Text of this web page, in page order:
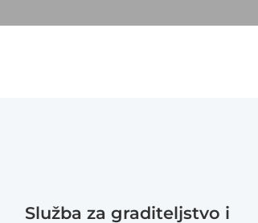
Služba za graditeljstvo i